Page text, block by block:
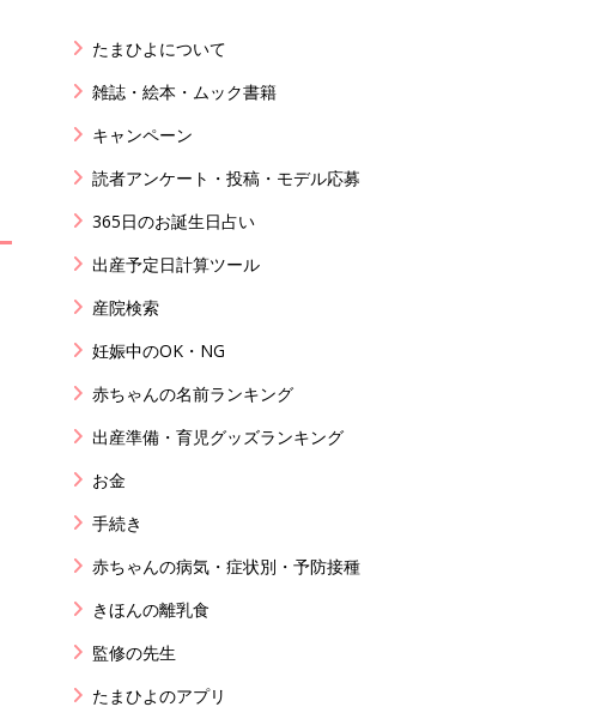
たまひよについて
雑誌・絵本・ムック書籍
キャンペーン
読者アンケート・投稿・モデル応募
365日のお誕生日占い
出産予定日計算ツール
産院検索
妊娠中のOK・NG
赤ちゃんの名前ランキング
出産準備・育児グッズランキング
お金
手続き
赤ちゃんの病気・症状別・予防接種
きほんの離乳食
監修の先生
たまひよのアプリ